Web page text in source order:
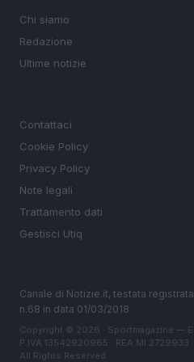
Chi siamo
Redazione
Ultime notizie
Contattaci
Cookie Policy
Privacy Policy
Note legali
Trattamento dati
Gestisci Utiq
Canale di Notizie.it, testata
n.68 in data 01/03/2018
Copyright © 2026 · Sportmagazine —
P.IVA 13542920965 · REA MI 2729933
All Rights Reserved